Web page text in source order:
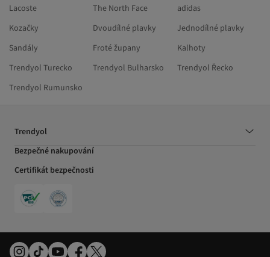
Lacoste
The North Face
adidas
Kozačky
Dvoudílné plavky
Jednodílné plavky
Sandály
Froté župany
Kalhoty
Trendyol Turecko
Trendyol Bulharsko
Trendyol Řecko
Trendyol Rumunsko
Trendyol
Bezpečné nakupování
Certifikát bezpečnosti